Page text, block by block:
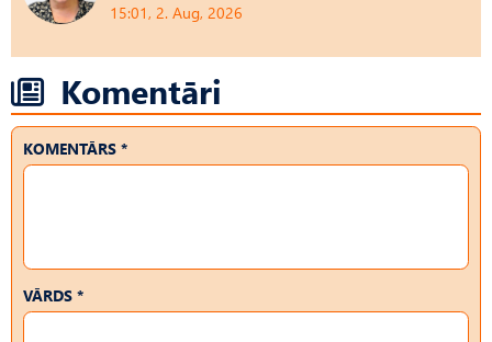
15:01, 2. Aug, 2026
Komentāri
KOMENTĀRS *
VĀRDS *